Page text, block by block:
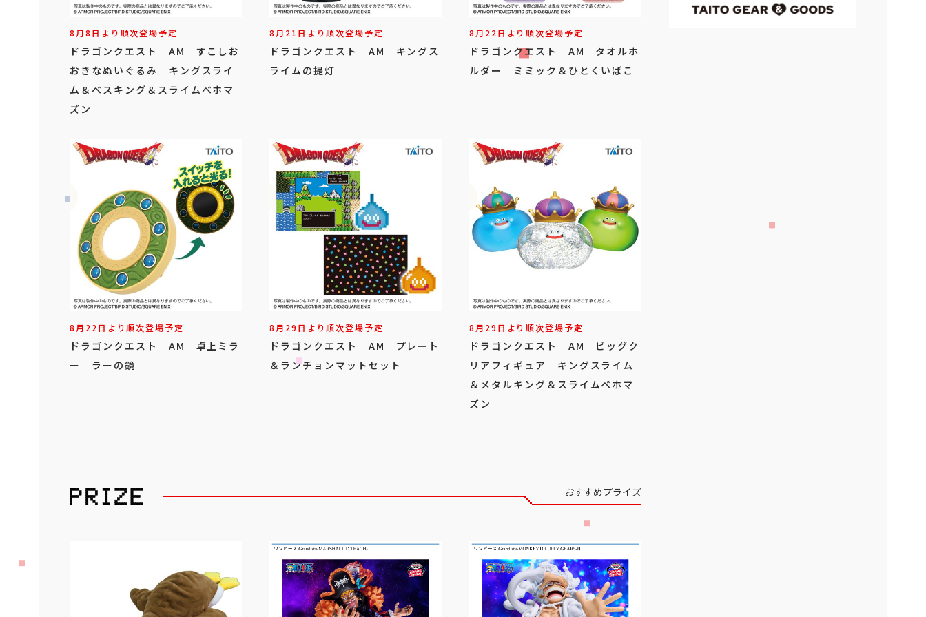
8月8日より順次登場予定
ドラゴンクエスト AM すこしお
おきなぬいぐるみ キングスライ
ム＆ベスキング＆スライムベホマ
ズン
8月21日より順次登場予定
ドラゴンクエスト AM キングス
ライムの提灯
8月22日より順次登場予定
ドラゴンクエスト AM タオルホ
ルダー ミミック＆ひとくいばこ
8月22日より順次登場予定
ドラゴンクエスト AM 卓上ミラ
ー ラーの鏡
8月29日より順次登場予定
ドラゴンクエスト AM プレート
＆ランチョンマットセット
8月29日より順次登場予定
ドラゴンクエスト AM ビッグク
リアフィギュア キングスライム
＆メタルキング＆スライムベホマ
ズン
おすすめプライズ